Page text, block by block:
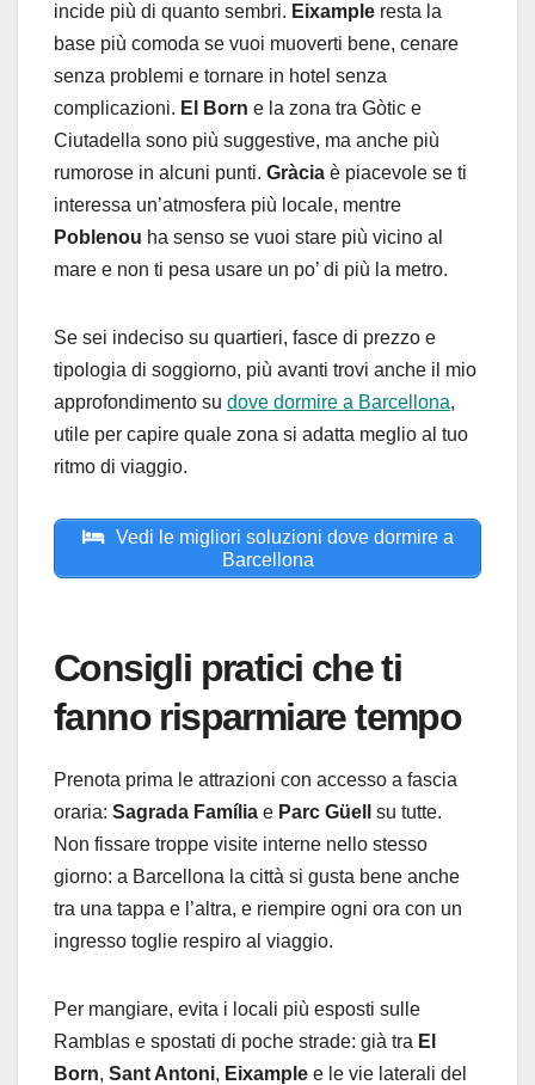
incide più di quanto sembri. Eixample resta la
base più comoda se vuoi muoverti bene, cenare
senza problemi e tornare in hotel senza
complicazioni. El Born e la zona tra Gòtic e
Ciutadella sono più suggestive, ma anche più
rumorose in alcuni punti. Gràcia è piacevole se ti
interessa un’atmosfera più locale, mentre
Poblenou ha senso se vuoi stare più vicino al
mare e non ti pesa usare un po’ di più la metro.
Se sei indeciso su quartieri, fasce di prezzo e
tipologia di soggiorno, più avanti trovi anche il mio
approfondimento su dove dormire a Barcellona,
utile per capire quale zona si adatta meglio al tuo
ritmo di viaggio.
Vedi le migliori soluzioni dove dormire a
Barcellona
Consigli pratici che ti
fanno risparmiare tempo
Prenota prima le attrazioni con accesso a fascia
oraria: Sagrada Família e Parc Güell
su tutte.
Non fissare troppe visite interne nello stesso
giorno: a Barcellona la città si gusta bene anche
tra una tappa e l’altra, e riempire ogni ora con un
ingresso toglie respiro al viaggio.
Per mangiare, evita i locali più esposti sulle
Ramblas e spostati di poche strade: già tra El
Born, Sant Antoni, Eixample e le vie laterali del